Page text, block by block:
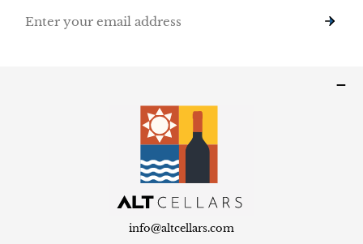
info@altcellars.com